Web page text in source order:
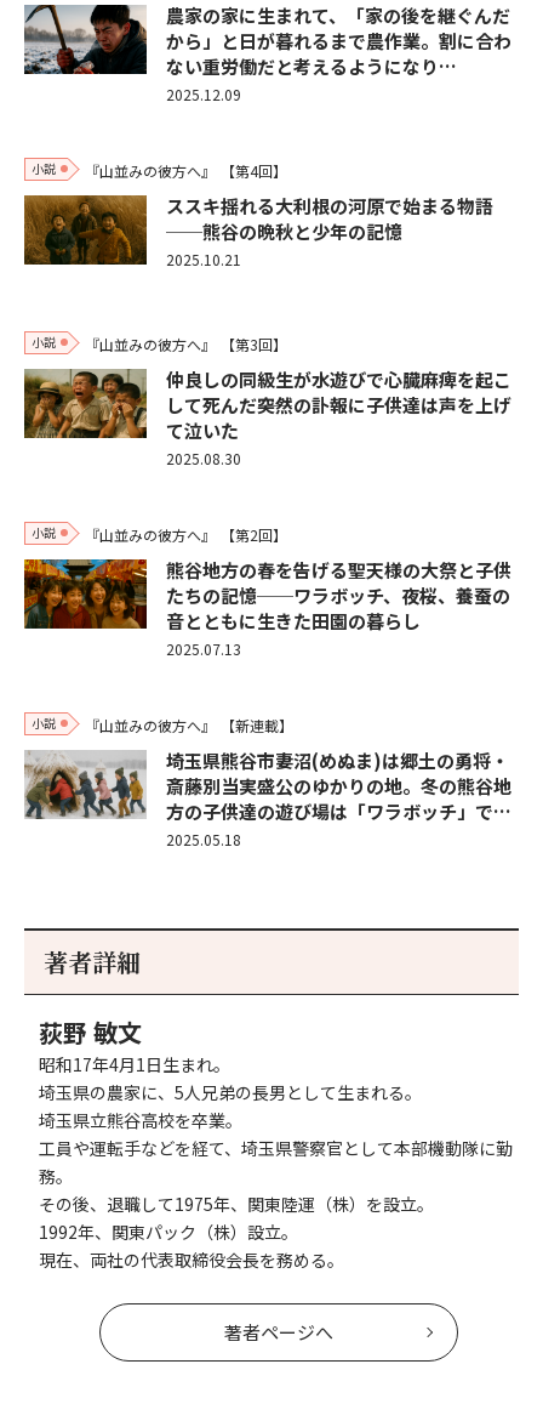
農家の家に生まれて、「家の後を継ぐんだ
から」と日が暮れるまで農作業。割に合わ
ない重労働だと考えるようになり…
2025.12.09
小説 『山並みの彼方へ』 【第4回】
ススキ揺れる大利根の河原で始まる物語
──熊谷の晩秋と少年の記憶
2025.10.21
小説 『山並みの彼方へ』 【第3回】
仲良しの同級生が水遊びで心臓麻痺を起こ
して死んだ――突然の訃報に子供達は声を上げ
て泣いた
2025.08.30
小説 『山並みの彼方へ』 【第2回】
熊谷地方の春を告げる聖天様の大祭と子供
たちの記憶──ワラボッチ、夜桜、養蚕の
音とともに生きた田園の暮らし
2025.07.13
小説 『山並みの彼方へ』 【新連載】
埼玉県熊谷市妻沼(めぬま)は郷土の勇将・
斎藤別当実盛公のゆかりの地。冬の熊谷地
方の子供達の遊び場は「ワラボッチ」で…
2025.05.18
著者詳細
荻野 敏文
昭和17年4月1日生まれ。
埼玉県の農家に、5人兄弟の長男として生まれる。
埼玉県立熊谷高校を卒業。
工員や運転手などを経て、埼玉県警察官として本部機動隊に勤
務。
その後、退職して1975年、関東陸運（株）を設立。
1992年、関東パック（株）設立。
現在、両社の代表取締役会長を務める。
著者ページへ